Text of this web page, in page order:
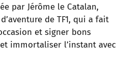
par Jérôme le Catalan,
de TF1, qui a fait
et signer bons
immortaliser l’instant avec